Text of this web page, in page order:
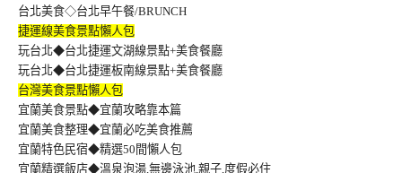
台北美食◇台北早午餐/BRUNCH
捷運線美食景點懶人包
玩台北◆台北捷運文湖線景點+美食餐廳
玩台北◆台北捷運板南線景點+美食餐廳
台灣美食景點懶人包
宜蘭美食景點◆宜蘭攻略靠本篇
宜蘭美食整理◆宜蘭必吃美食推薦
宜蘭特色民宿◆精選50間懶人包
宜蘭精選飯店◆溫泉泡湯,無邊泳池,親子,度假必住